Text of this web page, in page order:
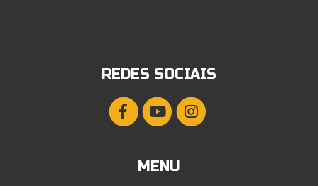
REDES SOCIAIS
MENU